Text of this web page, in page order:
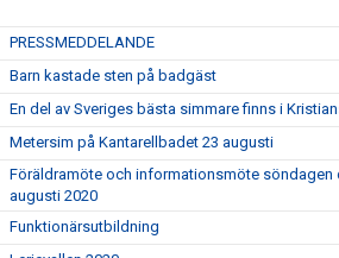
PRESSMEDDELANDE
Barn kastade sten på badgäst
En del av Sveriges bästa simmare finns i
Metersim på Kantarellbadet 23 augusti
Föräldramöte och informationsmöte söndagen
augusti 2020
Funktionärsutbildning